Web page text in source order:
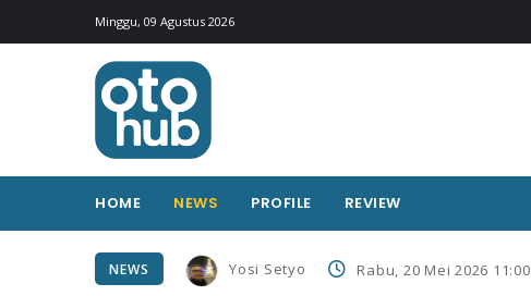
Minggu, 09 Agustus 2026
HOME NEWS PROFILE REVIEW
NEWS Yosi Setyo Rabu, 20 Mei 2026